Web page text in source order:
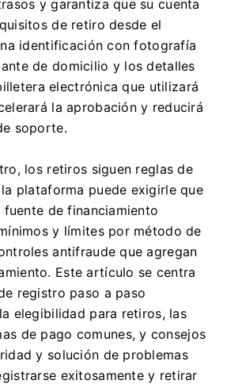
y garantiza que su cuenta
de retiro desde el
identificación con fotografía
de domicilio y los detalles
electrónica que utilizará
la aprobación y reducirá
soporte.
los retiros siguen reglas de
plataforma puede exigirle que
de financiamiento
y límites por método de
antifraude que agregan
Este artículo se centra
registro paso a paso
elegibilidad para retiros, las
de pago comunes, y consejos
y solución de problemas
exitosamente y retirar